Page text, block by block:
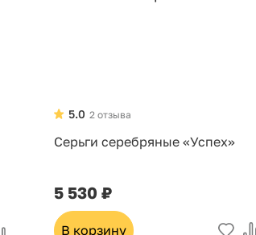
2 отзыва
5.0
Серьги серебряные «Успех»
5 530 ₽
В корзину